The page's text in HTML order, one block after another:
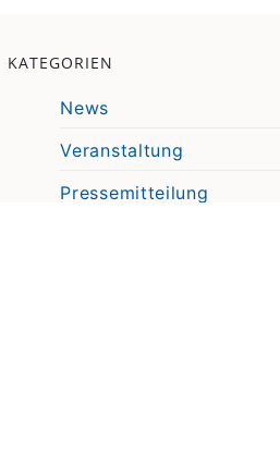
KATEGORIEN
News
Veranstaltung
Pressemitteilung